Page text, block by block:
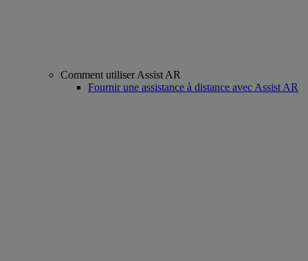
Comment utiliser Assist AR
Fournir une assistance à distance avec Assist AR